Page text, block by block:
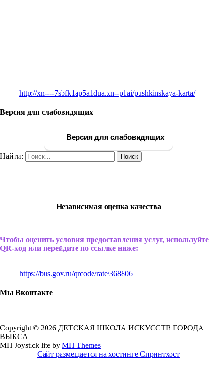
http://xn----7sbfk1ap5a1dua.xn--p1ai/pushkinskaya-karta/
Версия для слабовидящих
Версия для слабовидящих
Найти:
Независимая оценка качества
Чтобы оценить условия предоставления услуг, используйте
QR-код или перейдите по ссылке ниже:
https://bus.gov.ru/qrcode/rate/368806
Мы Вконтакте
Copyright © 2026 ДЕТСКАЯ ШКОЛА ИСКУССТВ ГОРОДА
ВЫКСА
MH Joystick lite by MH Themes
Сайт размещается на хостинге Спринтхост